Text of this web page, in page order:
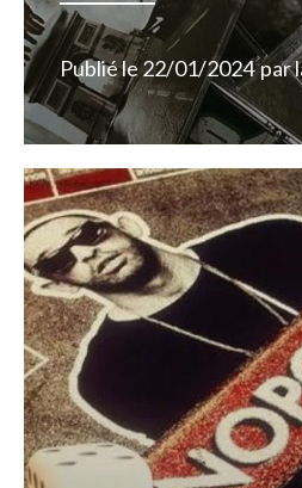
Publié le22/01/2024 par